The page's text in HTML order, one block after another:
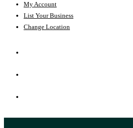
My Account
List Your Business
Change Location